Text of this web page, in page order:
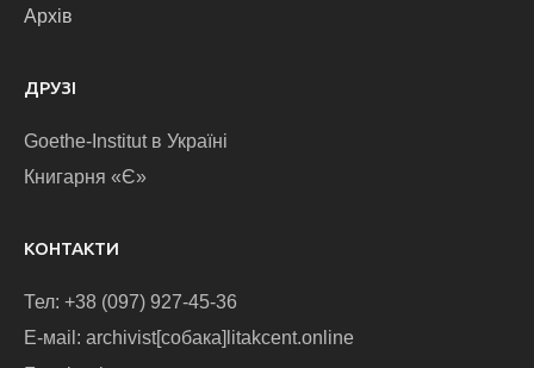
Архів
ДРУЗІ
Goethe-Institut в Україні
Книгарня «Є»
КОНТАКТИ
Тел: +38 (097) 927-45-36
E-маіl: archivist[собака]litakcent.online